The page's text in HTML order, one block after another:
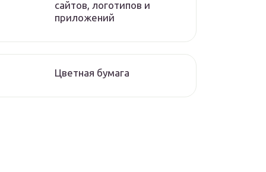
сайтов, логотипов и
приложений
Цветная бумага